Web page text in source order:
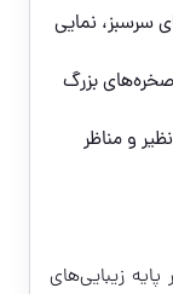
سرسبز، نمایی
بزرگ
و مناظر
زیبایی‌های